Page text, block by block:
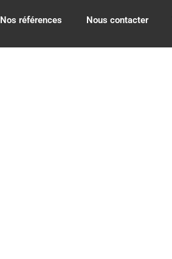
Nos références Nous contacter